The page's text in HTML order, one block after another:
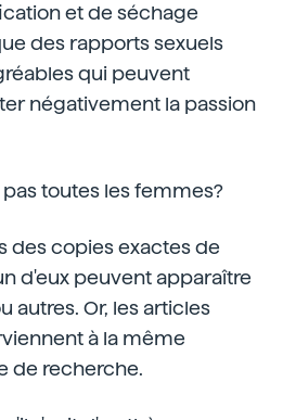
et de séchage
des rapports sexuels
qui peuvent
négativement la passion
toutes les femmes?
des copies exactes de
d'eux peuvent apparaître
autres. Or, les articles
à la même
de recherche.